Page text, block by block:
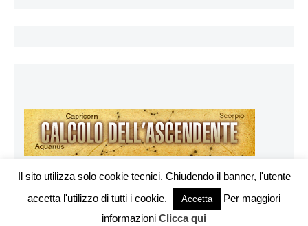
Esoterya.com © 2026. All right reserverd.
Il sito utilizza solo cookie tecnici. Chiudendo il banner, l'utente
accetta l'utilizzo di tutti i cookie.
Accetta
Per maggiori
informazioni Clicca qui
Vuoi pubblicare sul nostro network?